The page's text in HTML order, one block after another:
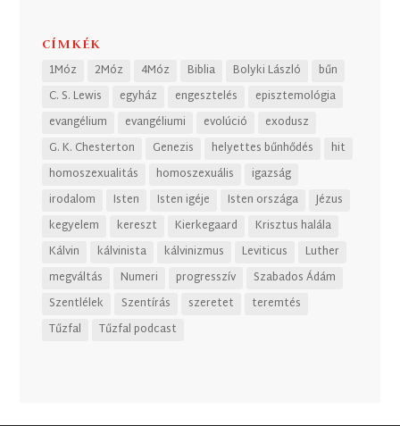
CÍMKÉK
1Móz 2Móz 4Móz Biblia Bolyki László
bűn
C. S. Lewis
egyház engesztelés
episztemológia
evangélium
evangéliumi evolúció
exodusz
G. K. Chesterton
Genezis helyettes bűnhődés
hit
homoszexualitás
homoszexuális
igazság
irodalom
Isten Isten igéje Isten országa
Jézus
kegyelem
kereszt Kierkegaard
Krisztus halála
Kálvin
kálvinista kálvinizmus Leviticus
Luther
megváltás
Numeri progresszív
Szabados Ádám
Szentlélek
Szentírás szeretet
teremtés
Tűzfal
Tűzfal podcast